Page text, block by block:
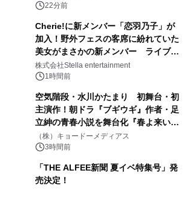
22分前
Cherie!に新メンバー「恋羽乃子」が
加入！野外フェスの客席に紛れていた
美女がまさかの新メンバー ライブ中
のサプライズ発表に会場騒然
株式会社Stella entertainment
1時間前
空気階段・水川かたまり 初舞台・初
主演作！朝ドラ『ブギウギ』作者・足
立紳の青春小説を舞台化『春よ来い、
マジで来い』キービジュアル解禁！
（株）キョードーメディアス
3時間前
「THE ALFEE新聞 夏イベ特集号」発
売決定！